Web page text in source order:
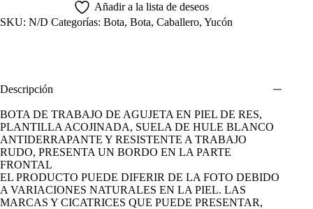
AGUJETA
OHIO
Añadir a la lista de deseos
SKU: N/D Categorías: Bota, Bota, Caballero, Yucón
Descripción
BOTA DE TRABAJO DE AGUJETA EN PIEL DE RES,
PLANTILLA ACOJINADA, SUELA DE HULE BLANCO
ANTIDERRAPANTE Y RESISTENTE A TRABAJO
RUDO, PRESENTA UN BORDO EN LA PARTE
FRONTAL
EL PRODUCTO PUEDE DIFERIR DE LA FOTO DEBIDO
A VARIACIONES NATURALES EN LA PIEL. LAS
MARCAS Y CICATRICES QUE PUEDE PRESENTAR,